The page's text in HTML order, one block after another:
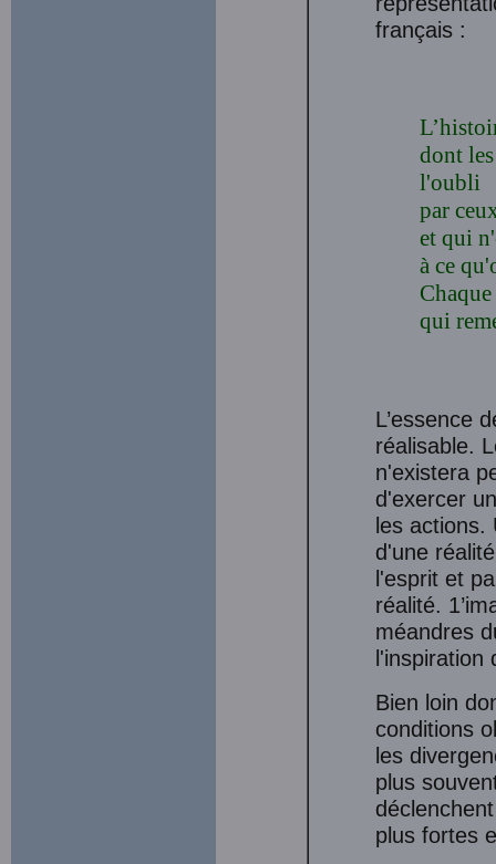
français :
dont
l'oubli
par
et qui
à ce
qui
L’essence
réalisable.
n'existera
d'exercer
les actions.
d'une
l'esprit et
réalité.
méandres
l'inspiration
Bien loin
conditions
les
plus
plus fortes